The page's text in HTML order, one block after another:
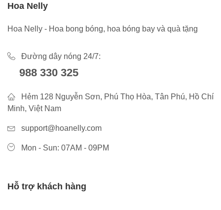
Hoa Nelly
Hoa Nelly - Hoa bong bóng, hoa bóng bay và quà tặng
Đường dây nóng 24/7:
988 330 325
Hẻm 128 Nguyễn Sơn, Phú Thọ Hòa, Tân Phú, Hồ Chí
Minh, Việt Nam
support@hoanelly.com
Mon - Sun: 07AM - 09PM
Hỗ trợ khách hàng